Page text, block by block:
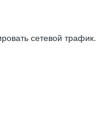
сетевой трафик.